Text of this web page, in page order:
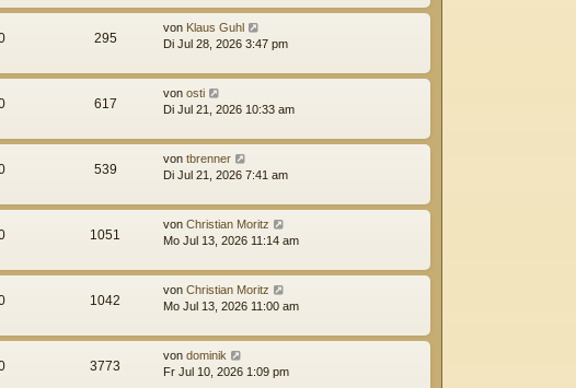
295
von Klaus Guhl
Di Jul 28, 2026 3:47 pm
617
von osti
Di Jul 21, 2026 10:33 am
539
von tbrenner
Di Jul 21, 2026 7:41 am
1051
von Christian Moritz
Mo Jul 13, 2026 11:14 am
1042
von Christian Moritz
Mo Jul 13, 2026 11:00 am
3773
von dominik
Fr Jul 10, 2026 1:09 pm